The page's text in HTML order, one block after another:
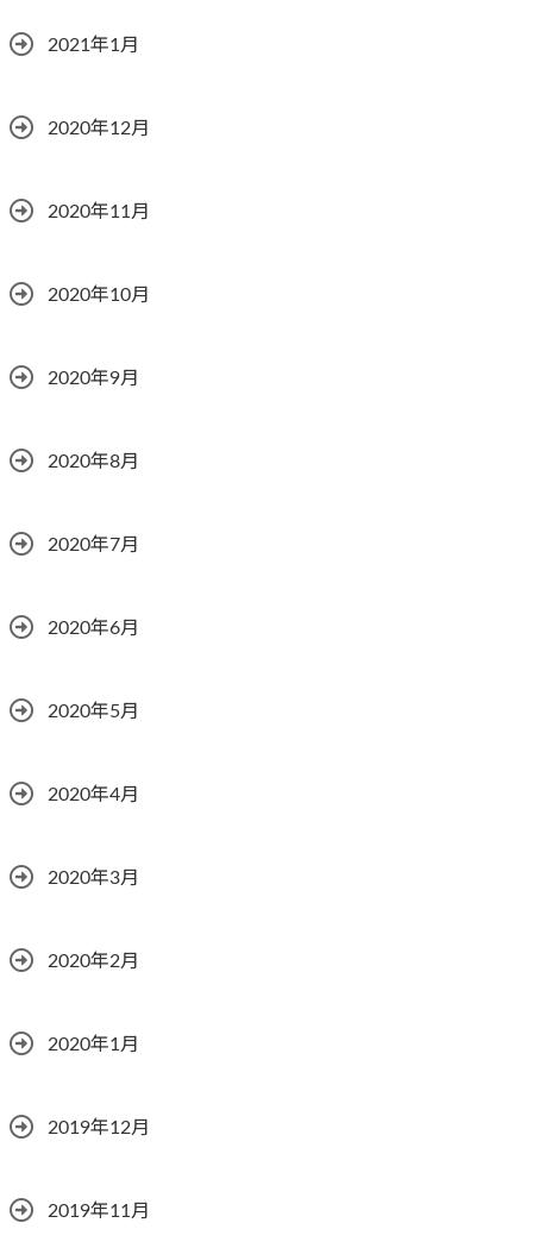
2021年1月
2020年12月
2020年11月
2020年10月
2020年9月
2020年8月
2020年7月
2020年6月
2020年5月
2020年4月
2020年3月
2020年2月
2020年1月
2019年12月
2019年11月